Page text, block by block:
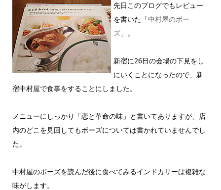
先日このブログでもレビュー
を書いた「中村屋のボー
ズ」。
新宿に26日の会場の下見をし
にいくことになったので、新
宿中村屋で食事をすることにしました。
メニューにしっかり「恋と革命の味」と書いてありますが、店
内のどこを見回してもボーズについては書かれていませんでし
た。
中村屋のボーズを読んだ後に食べてみるインドカリーは複雑な
味がします。